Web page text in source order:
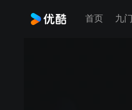
首页 九门